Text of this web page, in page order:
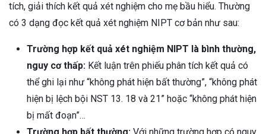
tích, giải thích kết quả xét nghiệm cho mẹ bầu hiểu. Thường
có 3 dạng đọc kết quả xét nghiệm NIPT cơ bản như sau:
Trường hợp kết quả xét nghiệm NIPT là bình thường,
nguy cơ thấp: Kết luận trên phiếu phân tích kết quả có
thể ghi lại như “không phát hiện bất thường”, “không phát
hiện bị lệch bội NST 13. 18 và 21” hoặc “không phát hiện
bị mất đoạn”…